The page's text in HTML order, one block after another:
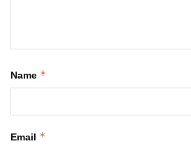
Name *
Email *